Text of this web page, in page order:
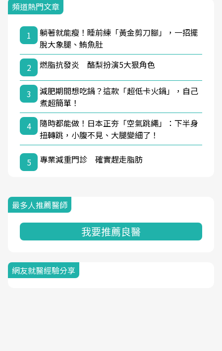
頻道熱門文章
1
躺著就能瘦！睡前練「黃金剪刀腳」，一招擺
脫大象腿、鮪魚肚
2
燃脂抗發炎 酪梨扮演5大狠角色
3
減肥期間想吃鍋？這款「超低卡火鍋」，自己
煮超簡單！
4
隨時都能做！日本正夯「空氣跳繩」：下半身
扭轉跳，小腹不見、大腿變細了！
5 專業減重門診 確實趕走脂肪
最多人推薦醫師
我要推薦良醫
網友就醫經驗分享